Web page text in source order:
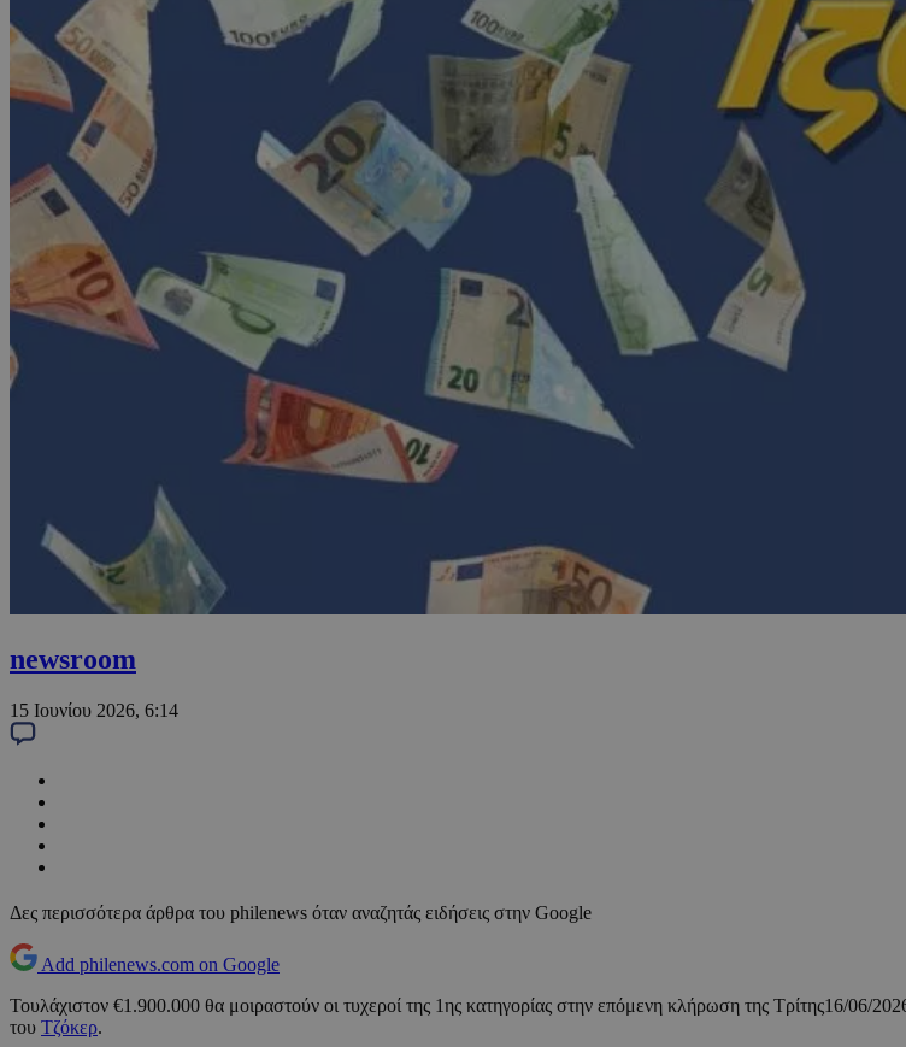
newsroom
15 Ιουνίου 2026, 6:14
Δες περισσότερα άρθρα του philenews όταν αναζητάς ειδήσεις στην Google
Add philenews.com on Google
Τουλάχιστον €1.900.000 θα μοιραστούν οι τυχεροί της 1ης κατηγορίας στην επόμενη κλήρωση της Τρίτης16/06/
του Τζόκερ.